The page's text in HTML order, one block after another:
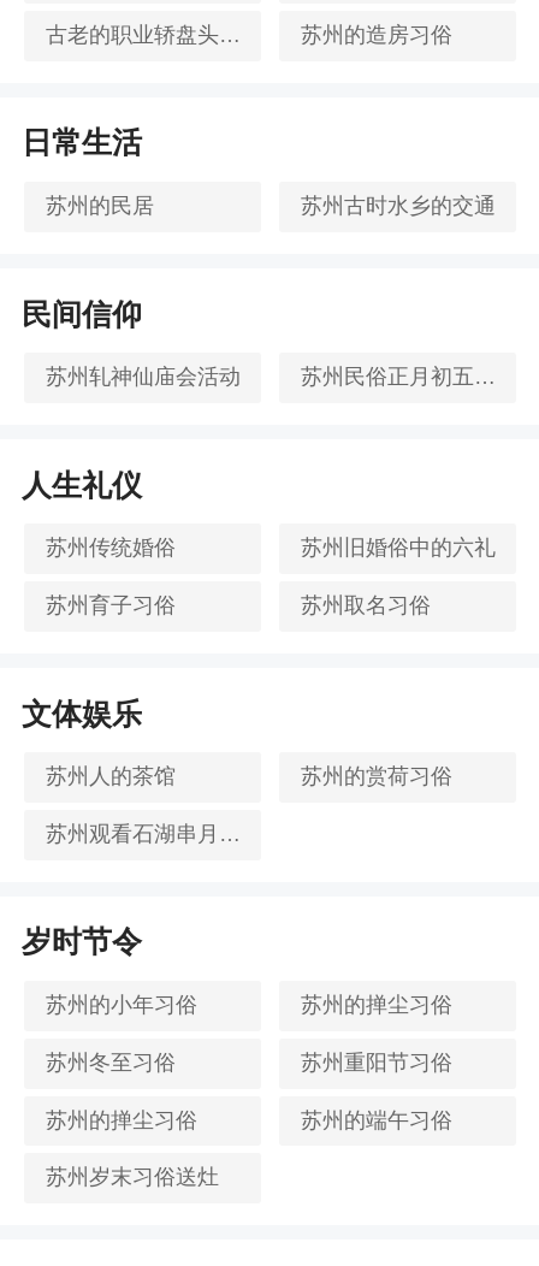
古老的职业轿盘头和桥盘头 苏州的造房习俗
日常生活
苏州的民居 苏州古时水乡的交通
民间信仰
苏州轧神仙庙会活动 苏州民俗正月初五接财神
人生礼仪
苏州传统婚俗 苏州旧婚俗中的六礼
苏州育子习俗 苏州取名习俗
文体娱乐
苏州人的茶馆 苏州的赏荷习俗
苏州观看石湖串月习俗
岁时节令
苏州的小年习俗 苏州的掸尘习俗
苏州冬至习俗 苏州重阳节习俗
苏州的掸尘习俗 苏州的端午习俗
苏州岁末习俗送灶